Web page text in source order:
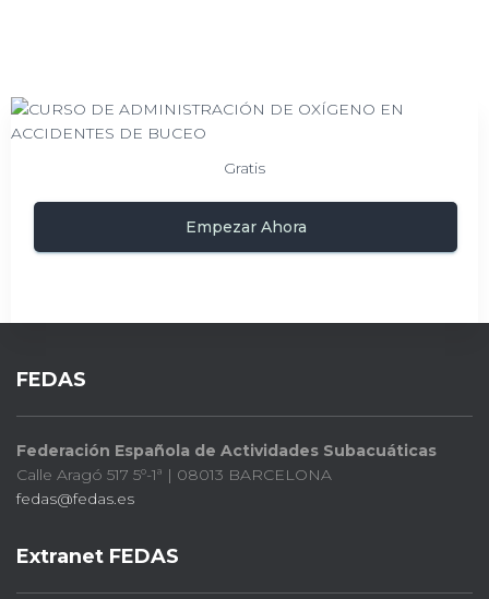
Gratis
Empezar Ahora
FEDAS
Federación Española de Actividades Subacuáticas
Calle Aragó 517 5º-1ª | 08013 BARCELONA
fedas@fedas.es
Extranet FEDAS